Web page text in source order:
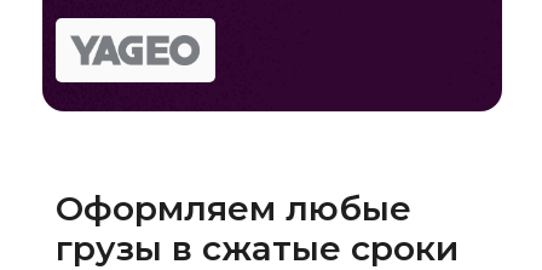
Оформляем любые
грузы в сжатые сроки